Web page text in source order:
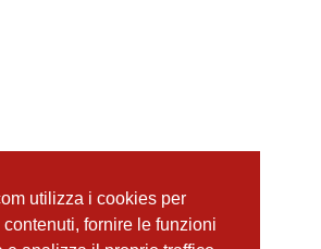
utilizza i cookies per
fornire le funzioni